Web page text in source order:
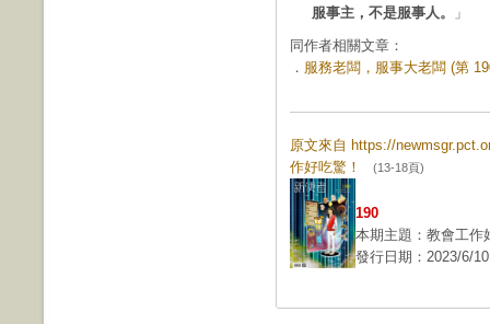
服事主，不是服事人。
」
同作者相關文章：
． 服務老闆，服事大老闆 (第
原文來自 https://
作好吃驚！
(13-18頁)
190
本期主題：教會工作
發行日期：2023/6/10